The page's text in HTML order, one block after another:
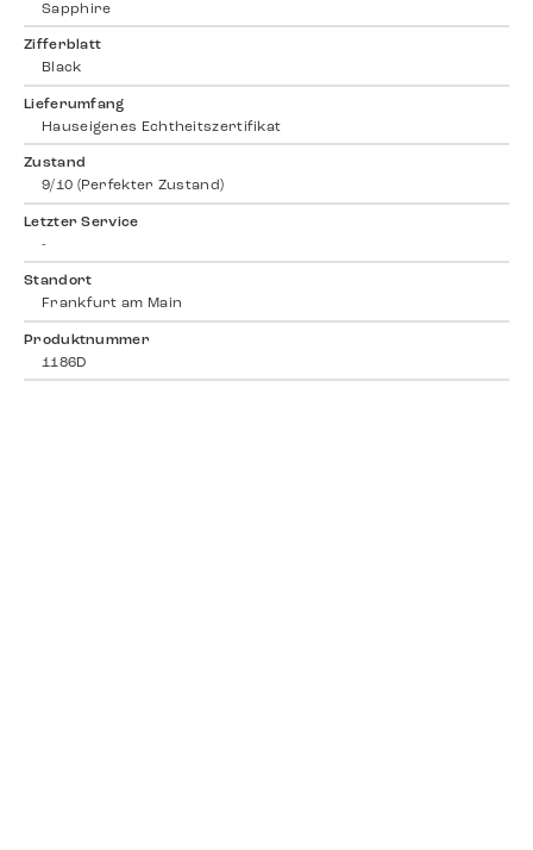
Sapphire
Zifferblatt
Black
Lieferumfang
Hauseigenes Echtheitszertifikat
Zustand
9/10 (Perfekter Zustand)
Letzter Service
-
Standort
Frankfurt am Main
Produktnummer
1186D